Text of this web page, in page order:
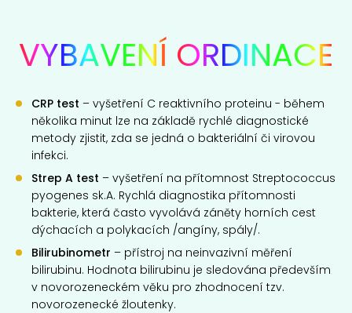
VYBAVENÍ ORDINACE
CRP test – vyšetření C reaktivního proteinu - během
několika minut lze na základě rychlé diagnostické
metody zjistit, zda se jedná o bakteriální či virovou
infekci.
Strep A test – vyšetření na přítomnost Streptococcus
pyogenes sk.A. Rychlá diagnostika přítomnosti
bakterie, která často vyvolává záněty horních cest
dýchacích a polykacích /angíny, spály/.
Bilirubinometr – přístroj na neinvazivní měření
bilirubinu. Hodnota bilirubinu je sledována především
v novorozeneckém věku pro zhodnocení tzv.
novorozenecké žloutenky.